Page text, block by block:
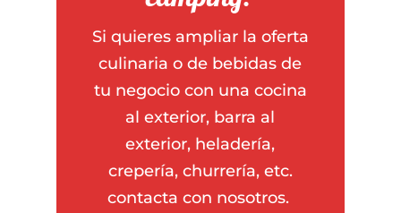
Si quieres ampliar la oferta
culinaria o de bebidas de
tu negocio con una cocina
al exterior, barra al
exterior, heladería,
crepería, churrería, etc.
contacta con nosotros.